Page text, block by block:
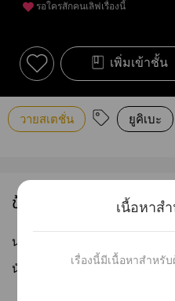
รอใครสักคนเลิฟเรื่องนี้
เพิ่มเข้าชั้น
วายสเตชั่น ยูคิเบะ
ข้อมูลนักเขียน
นามปากกา :
นักเขียน : Tawenchan
เนื้อหาส
เรื่องนี้มีเนื้อหาสำหรั